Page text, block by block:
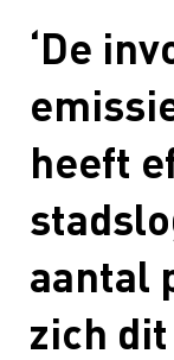
De
heeft
aantal
zich